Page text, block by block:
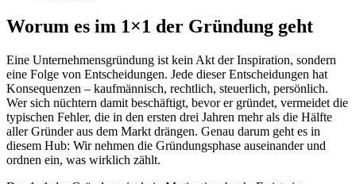
Worum es im 1×1 der Gründung geht
Eine Unternehmensgründung ist kein Akt der Inspiration, sondern
eine Folge von Entscheidungen. Jede dieser Entscheidungen hat
Konsequenzen – kaufmännisch, rechtlich, steuerlich, persönlich.
Wer sich nüchtern damit beschäftigt, bevor er gründet, vermeidet die
typischen Fehler, die in den ersten drei Jahren mehr als die Hälfte
aller Gründer aus dem Markt drängen. Genau darum geht es in
diesem Hub: Wir nehmen die Gründungsphase auseinander und
ordnen ein, was wirklich zählt.